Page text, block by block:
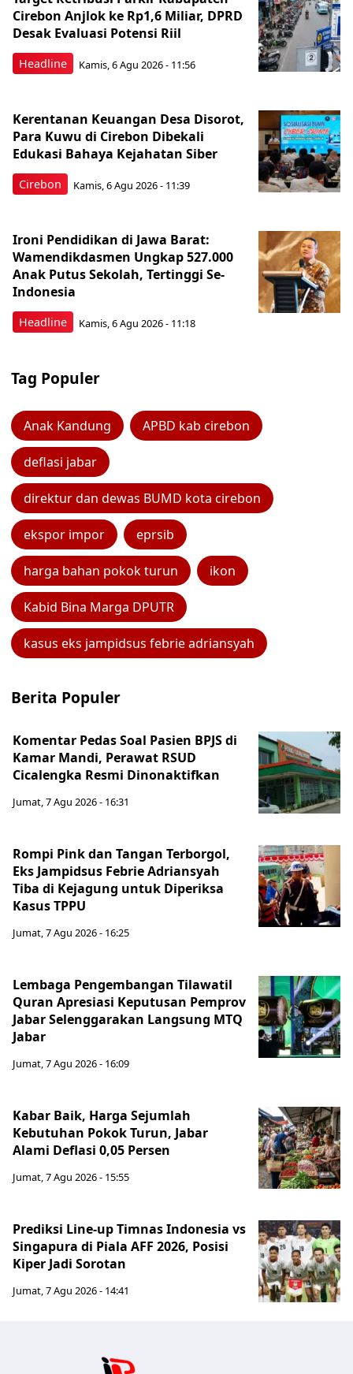
Headline
Cirebon Anjlok ke Rp1,6 Miliar, DPRD
Desak Evaluasi Potensi Riil
Kamis, 6 Agu 2026 - 11:56
Cirebon
Kerentanan Keuangan Desa Disorot,
Para Kuwu di Cirebon Dibekali
Edukasi Bahaya Kejahatan Siber
Kamis, 6 Agu 2026 - 11:39
Headline
Ironi Pendidikan di Jawa Barat:
Wamendikdasmen Ungkap 527.000
Anak Putus Sekolah, Tertinggi Se-
Indonesia
Kamis, 6 Agu 2026 - 11:18
Tag Populer
Anak Kandung APBD kab cirebon
deflasi jabar
direktur dan dewas BUMD kota cirebon
ekspor impor eprsib
harga bahan pokok turun ikon
Kabid Bina Marga DPUTR
kasus eks jampidsus febrie adriansyah
Berita Populer
Komentar Pedas Soal Pasien BPJS di
Kamar Mandi, Perawat RSUD
Cicalengka Resmi Dinonaktifkan
Jumat, 7 Agu 2026 - 16:31
Rompi Pink dan Tangan Terborgol,
Eks Jampidsus Febrie Adriansyah
Tiba di Kejagung untuk Diperiksa
Kasus TPPU
Jumat, 7 Agu 2026 - 16:25
Lembaga Pengembangan Tilawatil
Quran Apresiasi Keputusan Pemprov
Jabar Selenggarakan Langsung MTQ
Jabar
Jumat, 7 Agu 2026 - 16:09
Kabar Baik, Harga Sejumlah
Kebutuhan Pokok Turun, Jabar
Alami Deflasi 0,05 Persen
Jumat, 7 Agu 2026 - 15:55
Prediksi Line-up Timnas Indonesia vs
Singapura di Piala AFF 2026, Posisi
Kiper Jadi Sorotan
Jumat, 7 Agu 2026 - 14:41